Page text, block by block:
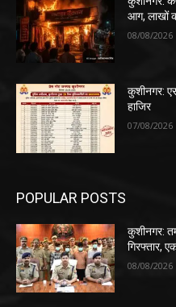
आग, लाखों
08/08/2026
कुशीनगर:
हाजिर
07/08/2026
POPULAR POSTS
कुशीनगर:
गिरफ्तार,
08/08/2026